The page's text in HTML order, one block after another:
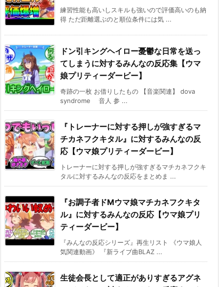
練習性能も高いしスキルも強いので評価高いのも納
得 ただ距離選ぶのと順位条件には気 ...
ドン引キングヘイロー憂鬱な日常を送っ
てしまうに対するみんなの反応集【ウマ
娘プリティーダービー】
奇跡の一枚 お借りしたもの 【音楽関連】 dova
syndrome 音人 参 ...
『トレーナーに対する押しが強すぎるマ
チカネフクキタル』に対するみんなの反
応【ウマ娘プリティーダービー】
トレーナーに対する押しが強すぎるマチカネフクキ
タルに対するみんなの反応をまとめま ...
『お調子者ドMウマ娘マチカネフクキタ
ル』に対するみんなの反応【ウマ娘プリ
ティーダービー】
『みんなの反応シリーズ』再生リスト 《ウマ娘人
気関連動画》 『新ライブ曲BLAZ ...
生徒会長として適正がありすぎるアグネ